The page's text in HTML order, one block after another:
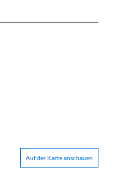
Auf der Karte anschauen